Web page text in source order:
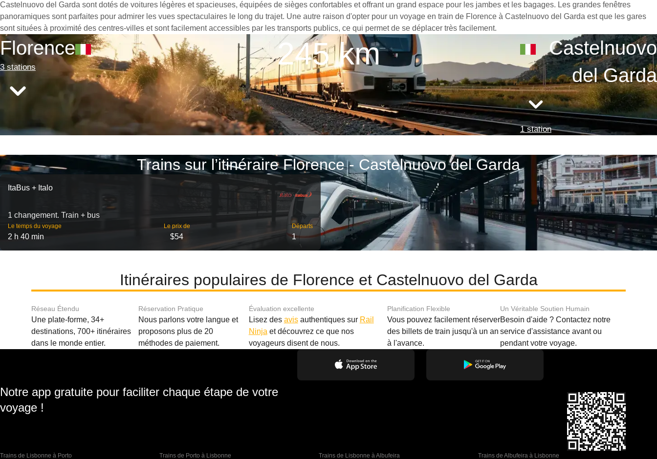
Castelnuovo del Garda sont dotés de voitures légères et spacieuses, équipées de sièges confortables et offrant un grand espace pour les jambes et les bagages. Les grandes fenêtres
panoramiques sont parfaites pour admirer les vues spectaculaires le long du trajet. Une autre raison d'opter pour un voyage en train de Florence à Castelnuovo del Garda est que les gares
sont situées à proximité des centres-villes et sont facilement accessibles par les transports publics, ce qui permet de se déplacer très facilement.
Florence
3 stations 245 km
Castelnuovo
del Garda
1 station
Trains sur l’itinéraire Florence - Castelnuovo del Garda
ItaBus + Italo
1 changement. Train + bus
Le temps du voyage
2 h 40 min
Le prix de
$54
Départs
1
Itinéraires populaires de Florence et Castelnuovo del Garda
Réseau Étendu
Une plate-forme, 34+
destinations, 700+ itinéraires
dans le monde entier.
Réservation Pratique
Nous parlons votre langue et
proposons plus de 20
méthodes de paiement.
Évaluation excellente
Lisez des avisauthentiques sur Rail
Ninja et découvrez ce que nos
voyageurs disent de nous.
Planification Flexible
Vous pouvez facilement réserver
des billets de train jusqu'à un an
à l'avance.
Un Véritable Soutien Humain
Besoin d'aide ? Contactez notre
service d'assistance avant ou
pendant votre voyage.
Notre app gratuite pour faciliter chaque étape de votre
voyage !
Trains de Lisbonne à Porto Trains de Porto à Lisbonne Trains de Lisbonne à Albufeira Trains de Albufeira à Lisbonne